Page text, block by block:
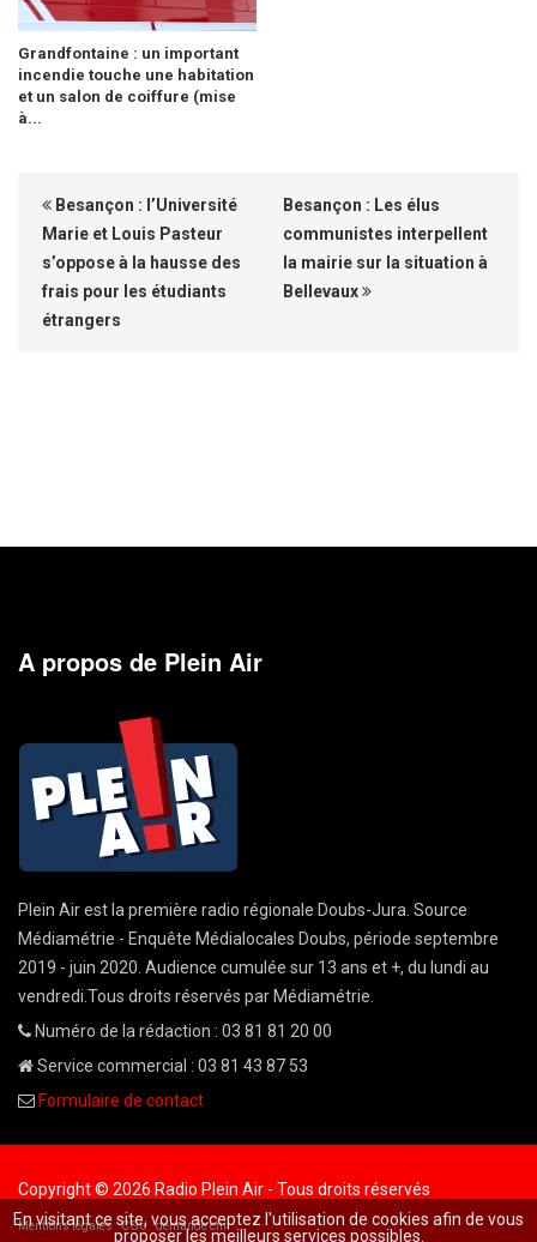
Grandfontaine : un important
incendie touche une habitation
et un salon de coiffure (mise
à...
Besançon : l’Université
Marie et Louis Pasteur
s’oppose à la hausse des
frais pour les étudiants
étrangers
Besançon : Les élus
communistes interpellent
la mairie sur la situation à
Bellevaux
A propos de Plein Air
Plein Air est la première radio régionale Doubs-Jura. Source
Médiamétrie - Enquête Médialocales Doubs, période septembre
2019 - juin 2020. Audience cumulée sur 13 ans et +, du lundi au
vendredi.Tous droits réservés par Médiamétrie.
Numéro de la rédaction : 03 81 81 20 00
Service commercial : 03 81 43 87 53
Formulaire de contact
Copyright © 2026 Radio Plein Air - Tous droits réservés
Mentions légales CGU demande cnil
En visitant ce site, vous acceptez l'utilisation de cookies afin de vous
proposer les meilleurs services possibles.